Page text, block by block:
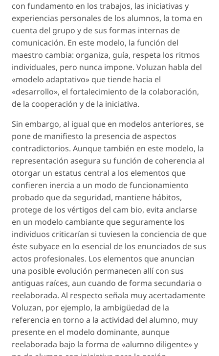
con fundamento en los trabajos, las iniciativas y
experiencias personales de los alumnos, la toma en
cuenta del grupo y de sus formas internas de
comunicación. En este modelo, la función del
maestro cambia: organiza, guía, respeta los ritmos
individuales, pero nunca impone. Voluzan habla del
«modelo adaptativo» que tiende hacia el
«desarrollo», el fortalecimiento de la colaboración,
de la cooperación y de la iniciativa.
Sin embargo, al igual que en modelos anteriores, se
pone de manifiesto la presencia de aspectos
contradictorios. Aunque también en este modelo, la
representación asegura su función de coherencia al
otorgar un estatus central a los elementos que
confieren inercia a un modo de funcionamiento
probado que da seguridad, mantiene hábitos,
protege de los vértigos del cam bio, evita anclarse
en un modelo cambiante que seguramente los
individuos criticarían si tuviesen la conciencia de que
éste subyace en lo esencial de los enunciados de sus
actos profesionales. Los elementos que anuncian
una posible evolución permanecen allí con sus
antiguas raíces, aun cuando de forma secundaria o
reelaborada. Al respecto señala muy acertadamente
Voluzan, por ejemplo, la ambigüedad de la
referencia en torno a la actividad del alumno, muy
presente en el modelo dominante, aunque
reelaborada bajo la forma de «alumno diligente» y